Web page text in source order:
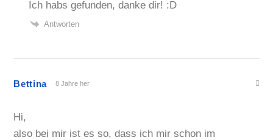
Ich habs gefunden, danke dir! :D
Antworten
Bettina 8 Jahre her
Hi,
also bei mir ist es so, dass ich mir schon im